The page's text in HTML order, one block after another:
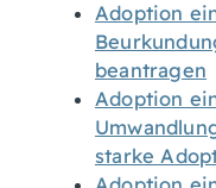
Adoption
beantragen
Adoption
starke